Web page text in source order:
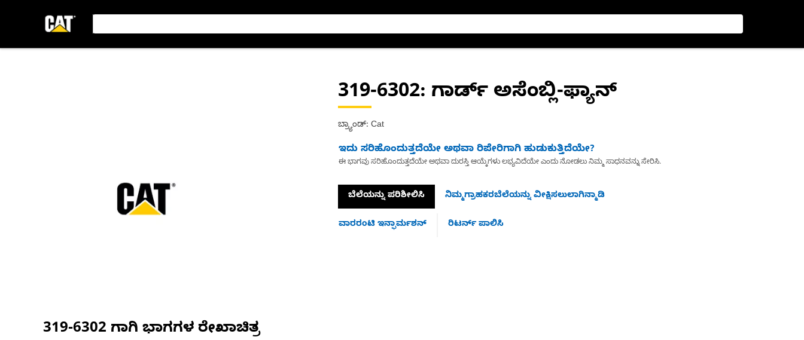
319-6302: ಗಾರ್ಡ್ ಅಸೆಂಬ್ಲಿ-ಫ್ಯಾನ್
ಬ್ರ್ಯಾಂಡ್: Cat
ಇದು ಸರಿಹೊಂದುತ್ತದೆಯೇ ಅಥವಾ ರಿಪೇರಿಗಾಗಿ ಹುಡುಕುತ್ತಿದೆಯೇ?
ಈ ಭಾಗವು ಸರಿಹೊಂದುತ್ತದೆಯೇ ಅಥವಾ ದುರಸ್ತಿ ಆಯ್ಕೆಗಳು ಲಭ್ಯವಿದೆಯೇ ಎಂದು ನೋಡಲು ನಿಮ್ಮ ಸಾಧನವನ್ನು ಸೇರಿಸಿ.
ಬೆಲೆಯನ್ನು ಪರಿಶೀಲಿಸಿ ನಿಮ್ಮಗ್ರಾಹಕರಬೆಲೆಯನ್ನು ವೀಕ್ಷಿಸಲುಲಾಗಿನ್ಮಾಡಿ
ವಾರರಂಟಿ ಇನ್ಫಾರ್ಮಶನ್ ರಿಟರ್ನ್ ಪಾಲಿಸಿ
319-6302 ಗಾಗಿ ಭಾಗಗಳ ರೇಖಾಚಿತ್ರ